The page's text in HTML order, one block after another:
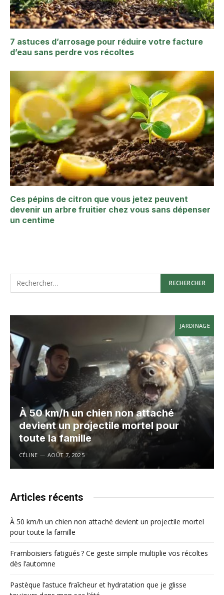
7 astuces d’arrosage pour réduire votre facture
d’eau sans perdre vos récoltes
Ces pépins de citron que vous jetez peuvent
devenir un arbre fruitier chez vous sans dépenser
un centime
JARDINAGE
À 50 km/h un chien non attaché
devient un projectile mortel pour
toute la famille
CÉLINE AOÛT 7, 2025
Articles récents
À 50 km/h un chien non attaché devient un projectile mortel
pour toute la famille
Framboisiers fatigués ? Ce geste simple multiplie vos récoltes
dès l’automne
Pastèque l’astuce fraîcheur et hydratation que je glisse